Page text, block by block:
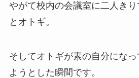
やがて校内の会議室に二人き
とオトギ。
そしてオトギが素の自分にな
ようとした瞬間です。